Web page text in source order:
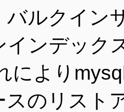
バルクイン
インデック
により
スのリスト